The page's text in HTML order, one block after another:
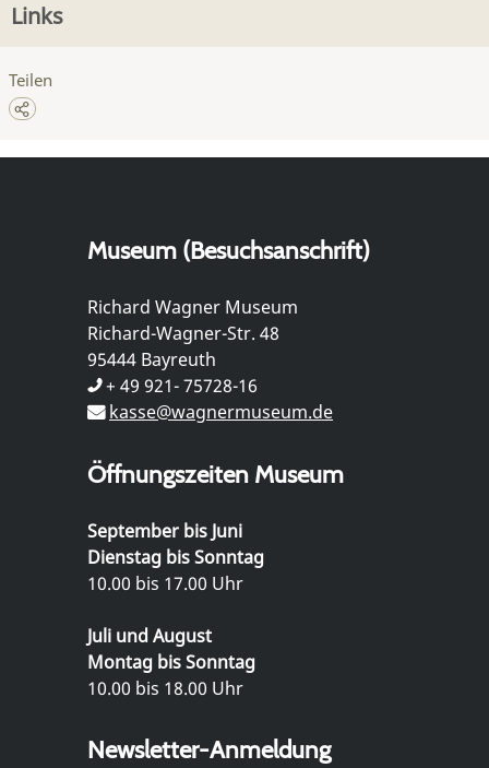
Links
Teilen
Museum (Besuchsanschrift)
Richard Wagner Museum
Richard-Wagner-Str. 48
95444 Bayreuth
+ 49 921- 75728-16
kasse@wagnermuseum.de
Öffnungszeiten Museum
September bis Juni
Dienstag bis Sonntag
10.00 bis 17.00 Uhr
Juli und August
Montag bis Sonntag
10.00 bis 18.00 Uhr
Newsletter-Anmeldung